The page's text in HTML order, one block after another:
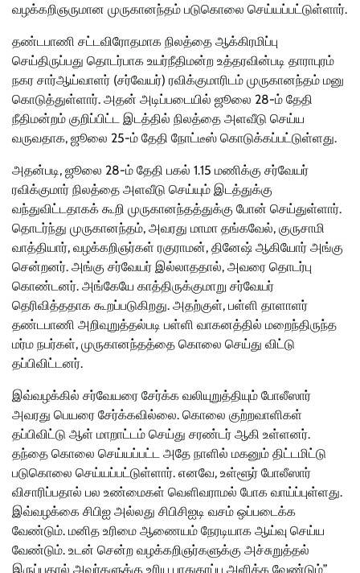
வழக்கறிஞருமான முருகானந்தம் படுகொலை செய்யப்பட்டுள்ளார்.
தண்டபாணி சட்டவிரோதமாக நிலத்தை ஆக்கிரமிப்பு
செய்திருப்பது தொடர்பாக உயர்நீதிமன்ற உத்தரவின்படி தாராபுரம்
நகர சார்ஆய்வாளர் (சர்வேயர்) ரவிக்குமாரிடம் முருகானந்தம் மனு
கொடுத்துள்ளார். அதன் அடிப்படையில் ஜூலை 28-ம் தேதி
நீதிமன்றம் குறிப்பிட்ட இடத்தில் நிலத்தை அளவீடு செய்ய
வருவதாக, ஜூலை 25-ம் தேதி நோட்டீஸ் கொடுக்கப்பட்டுள்ளது.
அதன்படி, ஜூலை 28-ம் தேதி பகல் 1.15 மணிக்கு சர்வேயர்
ரவிக்குமார் நிலத்தை அளவீடு செய்யும் இடத்துக்கு
வந்துவிட்டதாகக் கூறி முருகானந்தத்துக்கு போன் செய்துள்ளார்.
தொடர்ந்து முருகானந்தம், அவரது மாமா தங்கவேல், குருசாமி
வாத்தியார், வழக்கறிஞர்கள் ரகுராமன், தினேஷ் ஆகியோர் அங்கு
சென்றனர். அங்கு சர்வேயர் இல்லாததால், அவரை தொடர்பு
கொண்டனர். அங்கேயே காத்திருக்குமாறு சர்வேயர்
தெரிவித்ததாக கூறப்படுகிறது. அதற்குள், பள்ளி தாளாளர்
தண்டபாணி அறிவுறுத்தல்படி பள்ளி வாகனத்தில் மறைந்திருந்த
மர்ம நபர்கள், முருகானந்தத்தை கொலை செய்து விட்டு
தப்பிவிட்டனர்.
இவ்வழக்கில் சர்வேயரை சேர்க்க வலியுறுத்தியும் போலீஸார்
அவரது பெயரை சேர்க்கவில்லை. கொலை குற்றவாளிகள்
தப்பிவிட்டு ஆள் மாறாட்டம் செய்து சரண்டர் ஆகி உள்ளனர்.
தந்தை கொலை செய்யப்பட்ட அதே நாளில் மகனும் திட்டமிட்டு
படுகொலை செய்யப்பட்டுள்ளார். எனவே, உள்ளூர் போலீஸார்
விசாரிப்பதால் பல உண்மைகள் வெளிவராமல் போக வாய்ப்புள்ளது.
இவ்வழக்கை சிபிஐ அல்லது சிபிசிஐடி வசம் ஒப்படைக்க
வேண்டும். மனித உரிமை ஆணையம் நேரடியாக ஆய்வு செய்ய
வேண்டும். உடன் சென்ற வழக்கறிஞர்களுக்கு அச்சுறுத்தல்
இருப்பதால் அவர்களுக்கு உரிய பாதுகாப்பு அளிக்க வேண்டும்”